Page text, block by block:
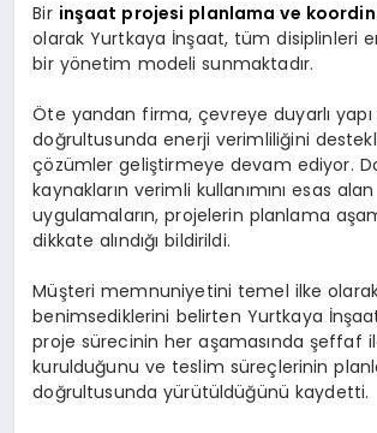
Bir inşaat projesi planlama ve
olarak Yurtkaya İnşaat, tüm disiplinleri
bir yönetim modeli sunmaktadır.
Öte yandan firma, çevreye duyarlı yapı
doğrultusunda enerji verimliliğini
çözümler geliştirmeye devam ediyor.
kaynakların verimli kullanımını esas alan
uygulamaların, projelerin planlama
dikkate alındığı bildirildi.
Müşteri memnuniyetini temel ilke
benimsediklerini belirten Yurtkaya
proje sürecinin her aşamasında şeffaf
kurulduğunu ve teslim süreçlerinin
doğrultusunda yürütüldüğünü kaydetti.